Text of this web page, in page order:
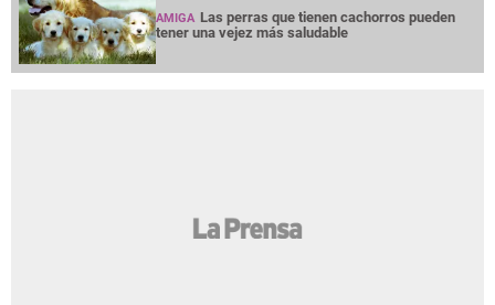
AMIGA Las perras que tienen cachorros pueden
tener una vejez más saludable